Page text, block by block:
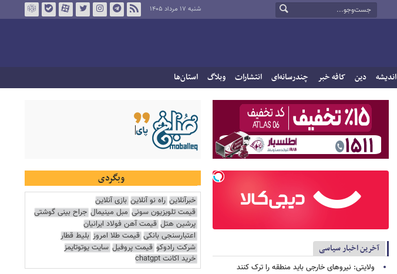
شنبه ۱۷ مرداد ۱۴۰۵
اندیشه دین کافه خبر چندرسانه‌ای انتشارات وبلاگ استان‌ها
آخرین اخبار سیاسی
ولایتی: نیروهای خارجی باید منطقه را ترک کنند
وبگردی
خبرآنلاین راه نو آنلاین بازی آنلاین
قیمت تلویزیون سونی مبل مینیمال جراح بینی گوشتی
پرشین هتل قیمت آهن فولاد ایرانیان
اعتبارسنجی بانکی قیمت طلا امروز بلیط قطار
شرکت رادوکو قیمت پروفیل سایت یوتوتایمز
خرید اکانت chatgpt